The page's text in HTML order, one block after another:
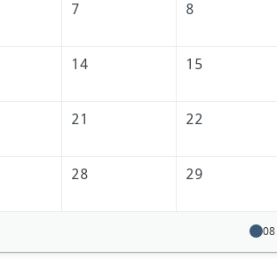
7 8
14 15
21 22
28 29
08